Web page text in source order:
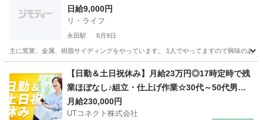
日給9,000円
リ・ライフ
永田駅 8月9日
主に窯業、金属、樹脂サイディングをやっています。 1人でやってますので興味のあ
大網白里市 永田駅 大工
【日勤＆土日祝休み】月給23万円◎17時定時で残
業ほぼなし♪組立・仕上げ作業☆30代～50代男性
活躍中＜茨城県守谷市＞
月給230,000円
UTコネクト株式会社